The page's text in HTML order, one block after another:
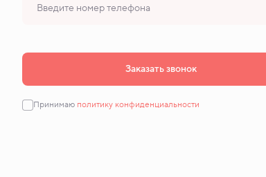
Заказать звонок
Принимаю политику конфиденциальности